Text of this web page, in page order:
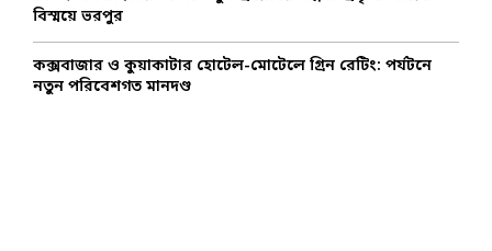
বিস্ময়ে ভরপুর
কক্সবাজার ও কুয়াকাটার হোটেল-মোটেলে গ্রিন রেটিং: পর্যটনে
নতুন পরিবেশগত মানদণ্ড